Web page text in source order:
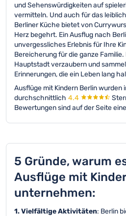
und Sehenswürdigkeiten auf
vermitteln. Und auch für das
Berliner Küche bietet von
Herz begehrt. Ein Ausflug nach
unvergessliches Erlebnis für Ihre
Bereicherung für die ganze
Hauptstadt verzaubern und
Erinnerungen, die ein Leben lang
Ausflüge mit Kindern Berlin wurden
durchschnittlich 4.4
Bewertungen sind auf der Seite
5 Gründe, warum
Ausflüge mit
unternehmen:
1. Vielfältige Aktivitäten: Berlin